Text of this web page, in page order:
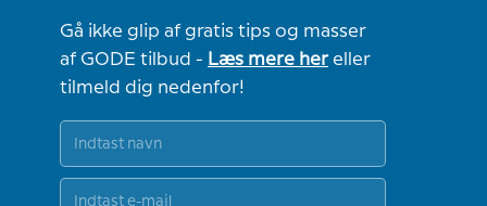
Gå ikke glip af gratis tips og masser
af GODE tilbud - Læs mere hereller
tilmeld dig nedenfor!